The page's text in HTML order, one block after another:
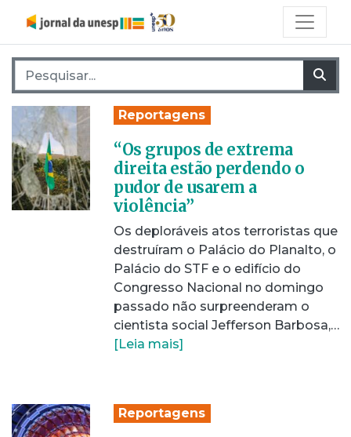
Pesquisar por:
Reportagens
“Os grupos de extrema
direita estão perdendo o
pudor de usarem a
violência”
Os deploráveis atos terroristas que
destruíram o Palácio do Planalto, o
Palácio do STF e o edifício do
Congresso Nacional no domingo
passado não surpreenderam o
cientista social Jefferson Barbosa,…
[Leia mais]
Reportagens